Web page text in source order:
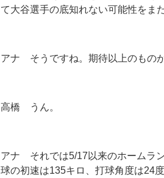
て大谷選手の底知れない可能性をま
アナ そうですね。期待以上のもの
高橋 うん。
アナ それでは5/17以来のホームラ
球の初速は135キロ、打球角度は24